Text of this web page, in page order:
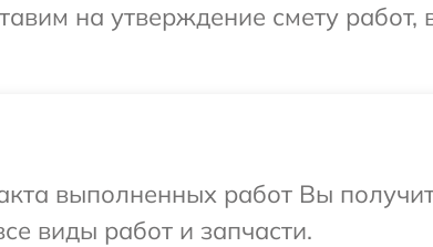
на утверждение смету работ,
выполненных работ Вы
виды работ и запчасти.